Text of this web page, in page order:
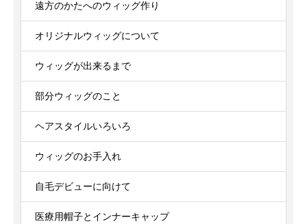
遠方のかたへのウィッグ作り
オリジナルウィッグについて
ウィッグが出来るまで
部分ウィッグのこと
ヘアスタイルいろいろ
ウィッグのお手入れ
自毛デビューに向けて
医療用帽子とインナーキャップ